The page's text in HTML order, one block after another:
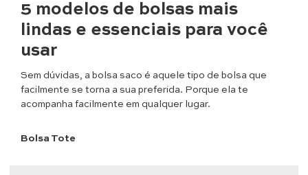
5 modelos de bolsas mais
lindas e essenciais para você
usar
Sem dúvidas, a bolsa saco é aquele tipo de bolsa que
facilmente se torna a sua preferida. Porque ela te
acompanha facilmente em qualquer lugar.
Bolsa Tote